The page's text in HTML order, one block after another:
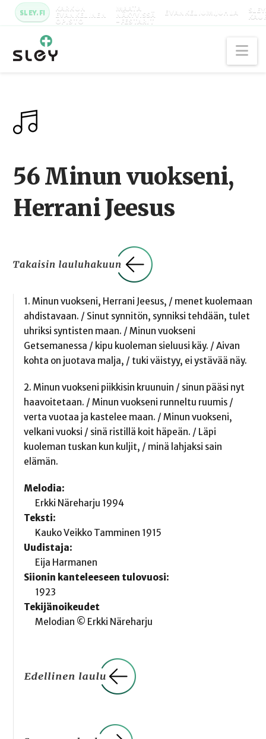
SLEY.FI KARKUN
EVANKELINEN
OPISTO
MAATA
NÄKYVISSÄ
-FESTARIT
EVANKELIUMIJUHLA
56 Minun vuokseni,
Herrani Jeesus
1. Minun vuokseni, Herrani Jeesus, / menet kuolemaan
ahdistavaan. / Sinut synnitön, synniksi tehdään, tulet
uhriksi syntisten maan. / Minun vuokseni
Getsemanessa / kipu kuoleman sieluusi käy. / Aivan
kohta on juotava malja, / tuki väistyy, ei ystävää näy.
2. Minun vuokseni piikkisin kruunuin / sinun pääsi nyt
haavoitetaan. / Minun vuokseni runneltu ruumis /
verta vuotaa ja kastelee maan. / Minun vuokseni,
velkani vuoksi / sinä ristillä koit häpeän. / Läpi
kuoleman tuskan kun kuljit, / minä lahjaksi sain
elämän.
Melodia:
Erkki Näreharju 1994
Teksti:
Kauko Veikko Tamminen 1915
Uudistaja:
Eija Harmanen
Siionin kanteleeseen tulovuosi:
1923
Tekijänoikeudet
Melodian © Erkki Näreharju